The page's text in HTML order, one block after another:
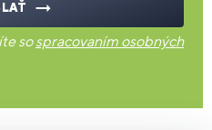
sospracovaním osobných